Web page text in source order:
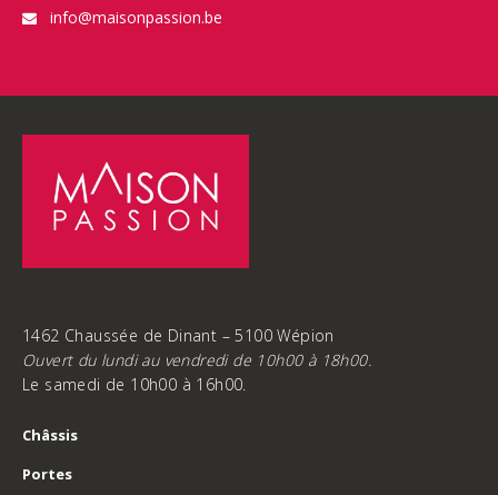
info@maisonpassion.be
1462 Chaussée de Dinant – 5100 Wépion
Ouvert du lundi au vendredi de 10h00 à 18h00.
Le samedi de 10h00 à 16h00.
Châssis
Portes